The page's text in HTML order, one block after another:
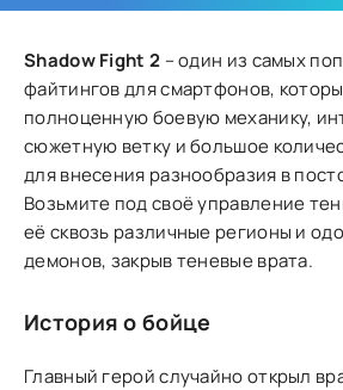
Shadow Fight 2 – один из самых
файтингов для смартфонов,
полноценную боевую механику,
сюжетную ветку и большое
для внесения разнообразия в
Возьмите под своё управление
её сквозь различные регионы и
демонов, закрыв теневые врата.
История о бойце
Главный герой случайно открыл